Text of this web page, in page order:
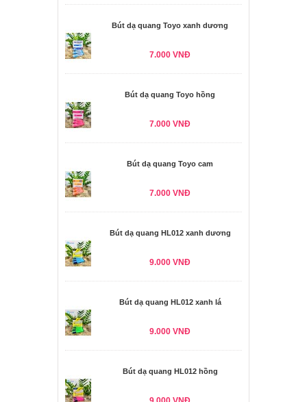
Bút dạ quang Toyo xanh dương
7.000 VNĐ
Bút dạ quang Toyo hồng
7.000 VNĐ
Bút dạ quang Toyo cam
7.000 VNĐ
Bút dạ quang HL012 xanh dương
9.000 VNĐ
Bút dạ quang HL012 xanh lá
9.000 VNĐ
Bút dạ quang HL012 hồng